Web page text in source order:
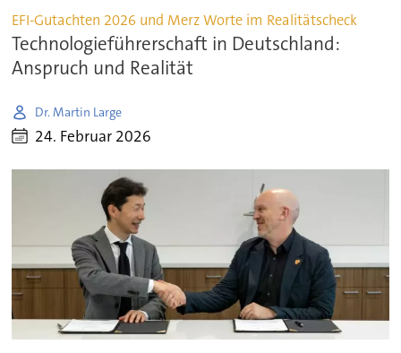
EFI-Gutachten 2026 und Merz Worte im Realitätscheck
Technologieführerschaft in Deutschland:
Anspruch und Realität
Dr. Martin Large
24. Februar 2026